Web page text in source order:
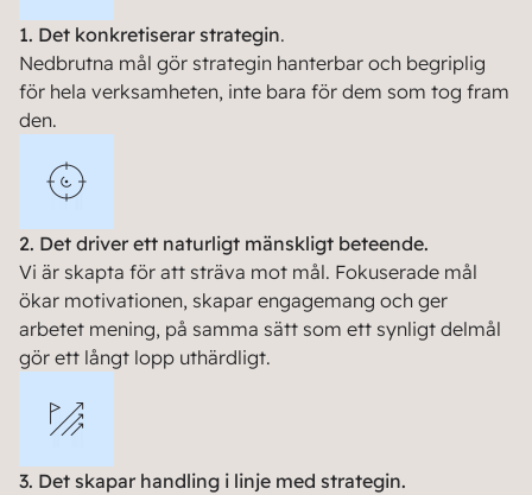
1. Det konkretiserar strategin.
Nedbrutna mål gör strategin hanterbar och begriplig
för hela verksamheten, inte bara för dem som tog fram
den.
2. Det driver ett naturligt mänskligt beteende.
Vi är skapta för att sträva mot mål. Fokuserade mål
ökar motivationen, skapar engagemang och ger
arbetet mening, på samma sätt som ett synligt delmål
gör ett långt lopp uthärdligt.
3. Det skapar handling i linje med strategin.